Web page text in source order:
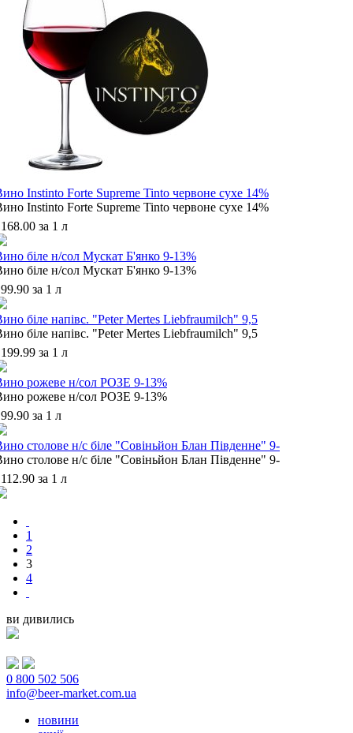
Instinto Forte Supreme Tinto червоне сухе 14%
Instinto Forte Supreme Tinto червоне сухе 14%
168.00 за 1 л
біле н/сол Мускат Б'янко 9-13%
біле н/сол Мускат Б'янко 9-13%
99.90 за 1 л
біле напівс. "Peter Mertes Liebfraumilch" 9,5
біле напівс. "Peter Mertes Liebfraumilch" 9,5
199.99 за 1 л
рожеве н/сол РОЗЕ 9-13%
рожеве н/сол РОЗЕ 9-13%
99.90 за 1 л
столове н/с біле "Совіньйон Блан Південне" 9-
столове н/с біле "Совіньйон Блан Південне" 9-
112.90 за 1 л
1
2
3
4
ви дивились
0 800 502 506
info@beer-market.com.ua
новини